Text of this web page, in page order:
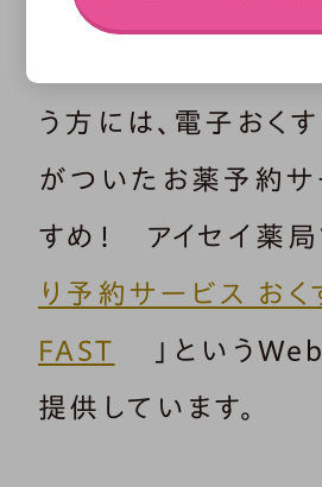
う方には、電子おく
がついたお薬予約サ
すめ！ アイセイ薬局
り予約サービス おく
FAST
」という
提供しています。